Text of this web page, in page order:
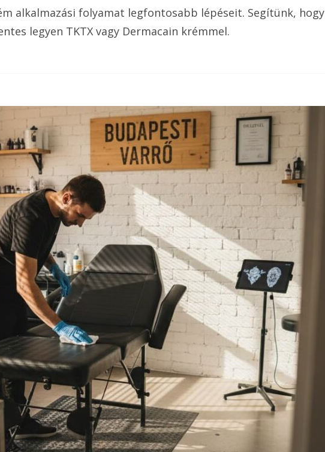
alkalmazási folyamat legfontosabb lépéseit. Segítünk, hogy
legyen TKTX vagy Dermacain krémmel.